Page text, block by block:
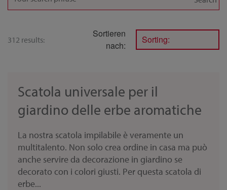
312 results:
Sortieren
nach:
Sorting:
Scatola universale per il
giardino delle erbe aromatiche
La nostra scatola impilabile è veramente un
multitalento. Non solo crea ordine in casa ma può
anche servire da decorazione in giardino se
decorato con i colori giusti. Per questa scatola di
erbe...